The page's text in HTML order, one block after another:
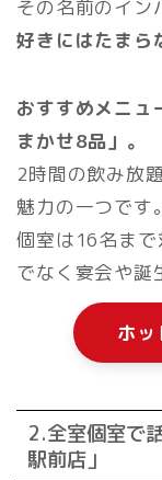
その名前のイン
好きにはたまら
おすすめメニュ
まかせ8品」。
2時間の飲み放
魅力の一つです。
個室は16名ま
でなく宴会や誕
ホ
2.全室個室で
駅前店」